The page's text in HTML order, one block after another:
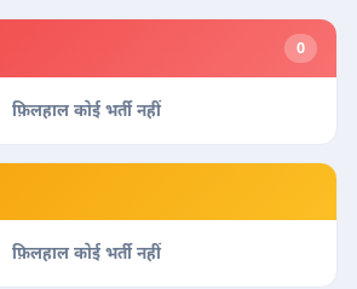
0
फ़िलहाल कोई भर्ती नहीं
फ़िलहाल कोई भर्ती नहीं